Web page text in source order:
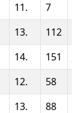
11. 7
13. 112
14. 151
12. 58
13. 88